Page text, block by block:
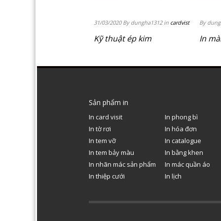
31/03/2020 By dungha1312 in cardvist
Kỹ thuật ép kim
By
In
Sản phẩm in
In card visit
In phong bì
In tờ rơi
In hóa đơn
In tem vỡ
In catalogue
In tem bảy màu
In bằng khen
In nhãn mác sản phẩm
In mác quần áo
In thiệp cưới
In lịch